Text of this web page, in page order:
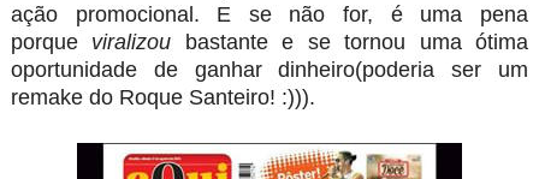
ação promocional. E se não for, é uma pena
porque
viralizou
bastante e se tornou uma ótima
oportunidade de ganhar dinheiro(poderia ser um
remake do Roque Santeiro! :))).